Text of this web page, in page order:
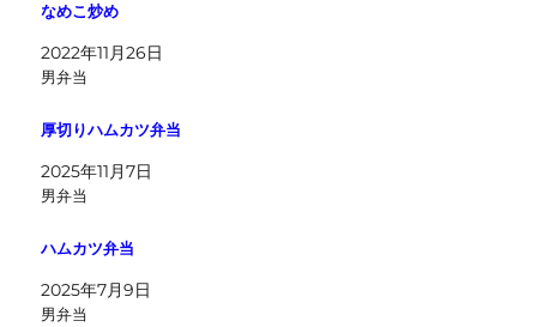
なめこ炒め
2022年11月26日
男弁当
厚切りハムカツ弁当
2025年11月7日
男弁当
ハムカツ弁当
2025年7月9日
男弁当